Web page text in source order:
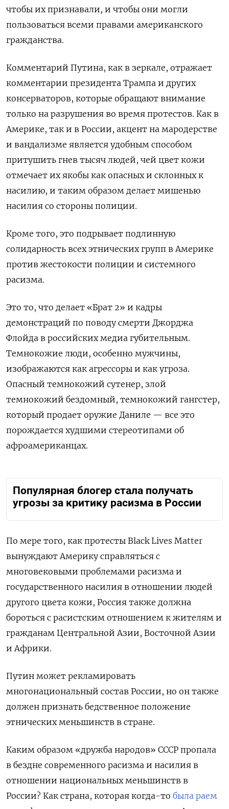
чтобы их признавали, и чтобы они могли
пользоваться всеми правами американского
гражданства.
Комментарий Путина, как в зеркале, отражает
комментарии президента Трампа и других
консерваторов, которые обращают внимание
только на разрушения во время протестов. Как в
Америке, так и в России, акцент на мародерстве
и вандализме является удобным способом
притушить гнев тысяч людей, чей цвет кожи
отмечает их якобы как опасных и склонных к
насилию, и таким образом делает мишенью
насилия со стороны полиции.
Кроме того, это подрывает подлинную
солидарность всех этнических групп в Америке
против жестокости полиции и системного
расизма.
Это то, что делает «Брат 2» и кадры
демонстраций по поводу смерти Джорджа
Флойда в российских медиа губительным.
Темнокожие люди, особенно мужчины,
изображаются как агрессоры и как угроза.
Опасный темнокожий сутенер, злой
темнокожий бездомный, темнокожий гангстер,
который продает оружие Даниле — все это
порождается худшими стереотипами об
афроамериканцах.
Популярная блогер стала получать
угрозы за критику расизма в России
По мере того, как протесты Black Lives Matter
вынуждают Америку справляться с
многовековыми проблемами расизма и
государственного насилия в отношении людей
другого цвета кожи, Россия также должна
бороться с расистским отношением к жителям и
гражданам Центральной Азии, Восточной Азии
и Африки.
Путин может рекламировать
многонациональный состав России, но он также
должен признать бедственное положение
этнических меньшинств в стране.
Каким образом «дружба народов» СССР пропала
в бездне современного расизма и насилия в
отношении национальных меньшинств в
России? Как страна, которая когда-то была раем